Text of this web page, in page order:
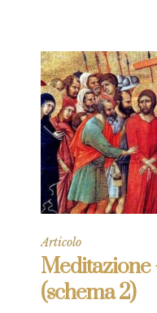
Articolo
Meditazione
(schema 2)